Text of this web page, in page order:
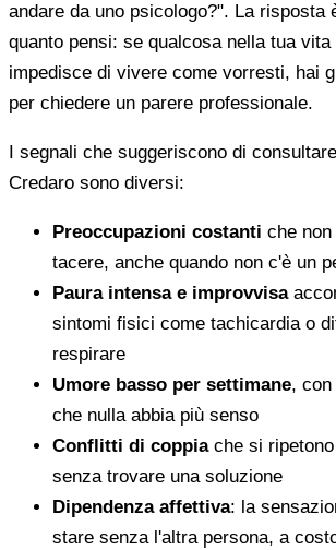
andare da uno psicologo?". La risposta
quanto pensi: se qualcosa nella tua
impedisce di vivere come vorresti, hai
per chiedere un parere professionale.
I segnali che suggeriscono di
Credaro sono diversi:
Preoccupazioni costanti che
tacere, anche quando non c'è un
Paura intensa e improvvisa
sintomi fisici come tachicardia o
respirare
Umore basso per settimane,
che nulla abbia più senso
Conflitti di coppiache si
senza trovare una soluzione
Dipendenza affettiva: la
stare senza l'altra persona, a